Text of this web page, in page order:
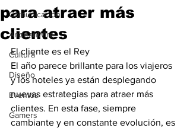
Comunicación
AndeanWire
Cultura
Diseño
Eventos
Gamers
para atraer más
clientes
El cliente es el Rey
El año parece brillante para los viajeros
y los hoteles ya están desplegando
nuevas estrategias para atraer más
clientes. En esta fase, siempre
cambiante y en constante evolución, es